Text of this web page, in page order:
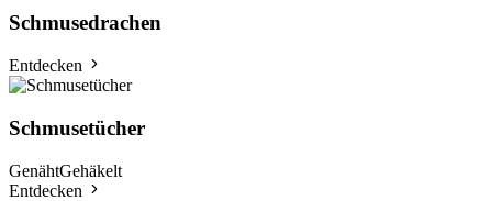
Schmusedrachen
Entdecken
Schmusetücher
GenähtGehäkelt
Entdecken